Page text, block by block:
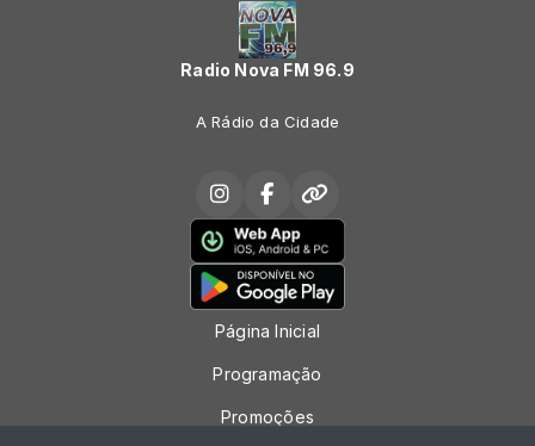
Radio Nova FM 96.9
A Rádio da Cidade
Página Inicial
Programação
Promoções